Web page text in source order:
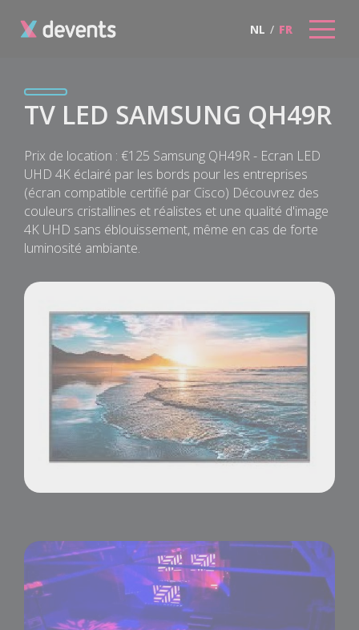
NL / FR
TV LED SAMSUNG QH49R
Prix de location : €125 Samsung QH49R - Ecran LED
UHD 4K éclairé par les bords pour les entreprises
(écran compatible certifié par Cisco) Découvrez des
couleurs cristallines et réalistes et une qualité d'image
4K UHD sans éblouissement, même en cas de forte
luminosité ambiante.